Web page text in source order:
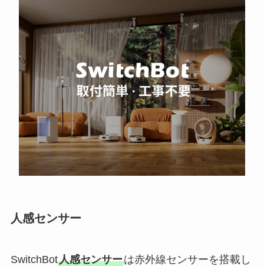
人感センサー
SwitchBot人感センサーは赤外線センサーを搭載し